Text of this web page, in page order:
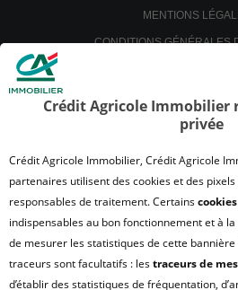
MENTIONS
CONDITIONS GÉNÉRALES
SATISFACTION
UN PROBLÈME SUR
PLAN DU SITE
QUI SOMMES
MODULE DE GESTION
Crédit Agricole Immobilier
privée
Crédit Agricole Immobilier, Crédit Agricole
partenaires utilisent des cookies et des
responsables de traitement. Certains
indispensables au bon fonctionnement et à
de mesurer les statistiques de cette bannière
traceurs sont facultatifs : lestraceurs de
d’établir des statistiques de fréquentation,